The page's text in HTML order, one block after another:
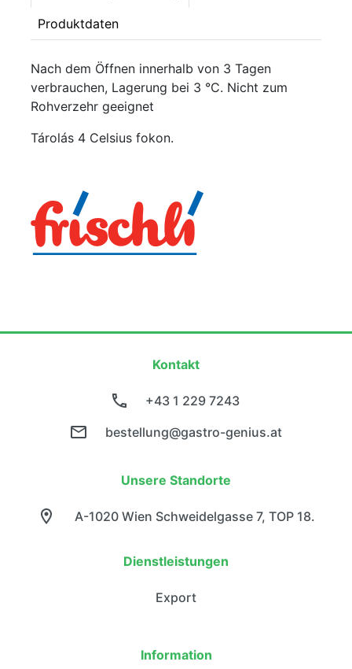
Produktdaten
Nach dem Öffnen innerhalb von 3 Tagen
verbrauchen, Lagerung bei 3 °C. Nicht zum
Rohverzehr geeignet
Tárolás 4 Celsius fokon.
Kontakt
+43 1 229 7243
bestellung@gastro-genius.at
Unsere Standorte
A-1020 Wien Schweidelgasse 7, TOP 18.
Dienstleistungen
Export
Information